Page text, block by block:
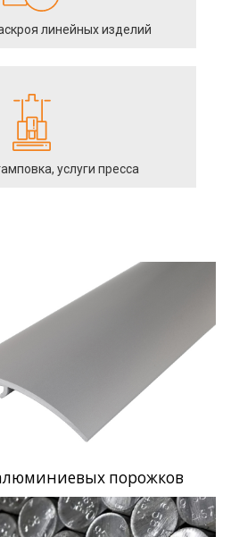
линейных изделий
услуги пресса
порожков